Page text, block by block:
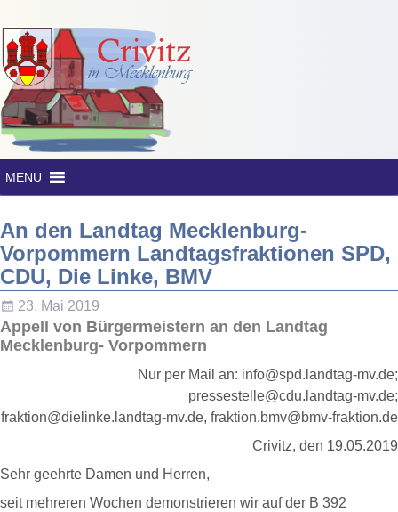
MENU
An den Landtag Mecklenburg-
Vorpommern Landtagsfraktionen SPD,
CDU, Die Linke, BMV
23. Mai 2019
Appell von Bürgermeistern an den Landtag
Mecklenburg- Vorpommern
Nur per Mail an: info@spd.landtag-mv.de;
pressestelle@cdu.landtag-mv.de;
fraktion@dielinke.landtag-mv.de, fraktion.bmv@bmv-fraktion.de
Crivitz, den 19.05.2019
Sehr geehrte Damen und Herren,
seit mehreren Wochen demonstrieren wir auf der B 392